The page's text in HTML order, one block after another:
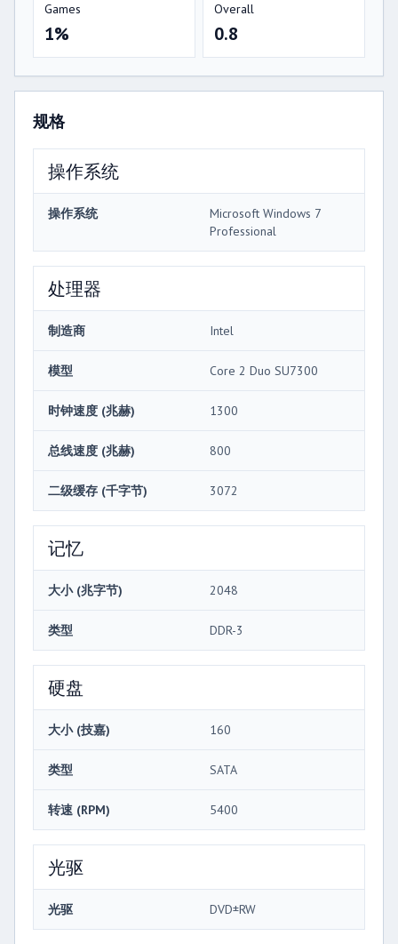
Games
1%
Overall
0.8
规格
操作系统
操作系统
Microsoft Windows 7
Professional
处理器
制造商 Intel
模型 Core 2 Duo SU7300
时钟速度 (兆赫) 1300
总线速度 (兆赫) 800
二级缓存 (千字节) 3072
记忆
大小 (兆字节) 2048
类型 DDR-3
硬盘
大小 (技嘉) 160
类型 SATA
转速 (RPM) 5400
光驱
光驱 DVD±RW